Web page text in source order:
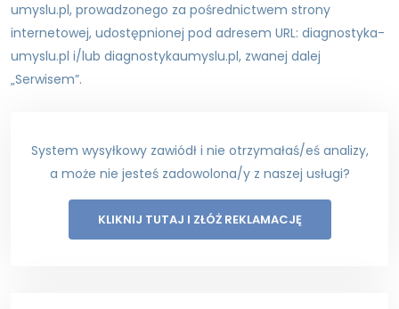
umyslu.pl, prowadzonego za pośrednictwem strony
internetowej, udostępnionej pod adresem URL: diagnostyka-
umyslu.pl i/lub diagnostykaumyslu.pl, zwanej dalej
„Serwisem”.
System wysyłkowy zawiódł i nie otrzymałaś/eś analizy,
a może nie jesteś zadowolona/y z naszej usługi?
KLIKNIJ TUTAJ I ZŁÓŻ REKLAMACJĘ